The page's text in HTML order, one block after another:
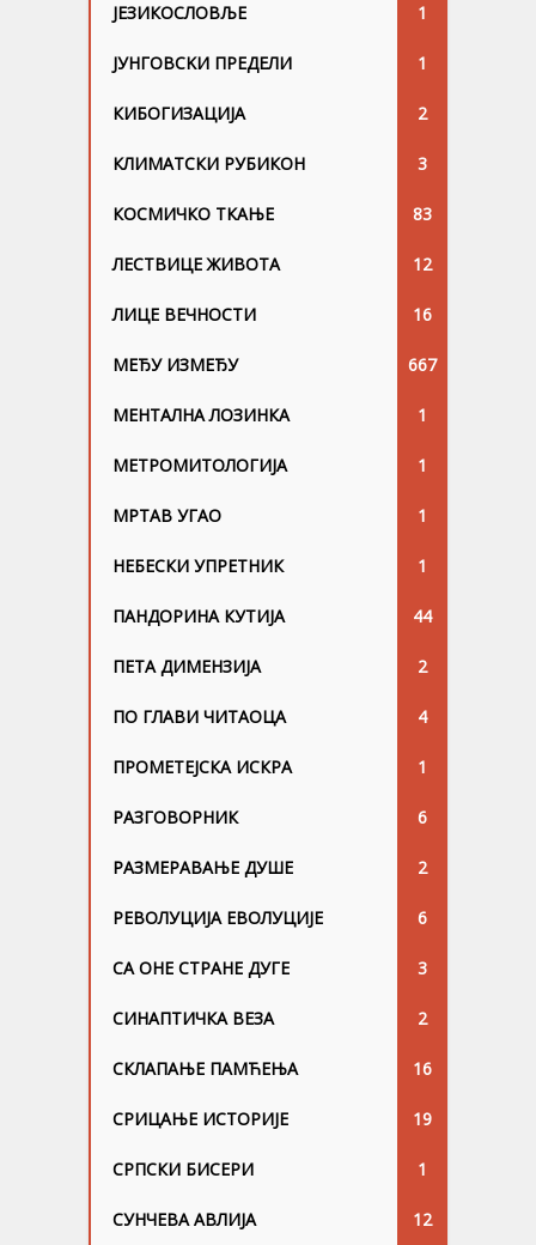
ЈЕЗИКОСЛОВЉЕ 1
ЈУНГОВСKИ ПРЕДЕЛИ 1
КИБОГИЗАЦИЈА 2
КЛИМАТСКИ РУБИКОН 3
КОСМИЧКО ТКАЊЕ 83
ЛЕСТВИЦЕ ЖИВОТА 12
ЛИЦЕ ВЕЧНОСТИ 16
МЕЂУ ИЗМЕЂУ 667
МЕНТАЛНА ЛОЗИНКА 1
МЕТРОМИТОЛОГИЈА 1
МРТАВ УГАО 1
НЕБЕСКИ УПРЕТНИК 1
ПАНДОРИНА КУТИЈА 44
ПЕТА ДИМЕНЗИЈА 2
ПО ГЛАВИ ЧИТАОЦА 4
ПРОМЕТЕЈСКА ИСКРА 1
РАЗГОВОРНИК 6
РАЗМЕРАВАЊЕ ДУШЕ 2
РЕВОЛУЦИЈА ЕВОЛУЦИЈЕ 6
СА ОНЕ СТРАНЕ ДУГЕ 3
СИНАПТИЧКА ВЕЗА 2
СКЛАПАЊЕ ПАМЋЕЊА 16
СРИЦАЊЕ ИСТОРИЈЕ 19
СРПСКИ БИСЕРИ 1
СУНЧЕВА АВЛИЈА 12